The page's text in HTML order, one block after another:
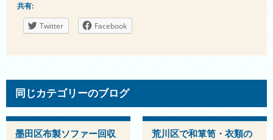
共有:
Twitter Facebook
同じカテゴリーのブログ
墨田区布製ソファー回収
荒川区で和箪笥・衣類の